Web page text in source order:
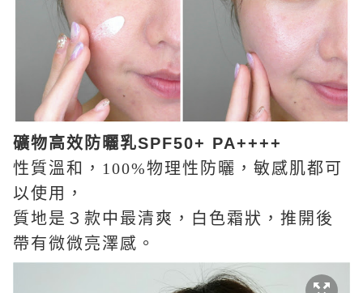
礦物高效防曬乳SPF50+ PA++++
性質溫和， 100%物理性防曬 ， 敏感肌都可
以使用，
質地是３款中最清爽，白色霜狀，推開後
帶有微微亮澤感。